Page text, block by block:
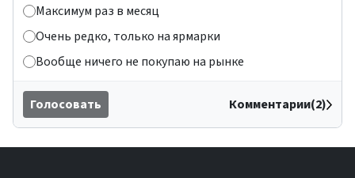
Максимум раз в месяц
Очень редко, только на ярмарки
Вообще ничего не покупаю на рынке
Голосовать Комментарии(2)